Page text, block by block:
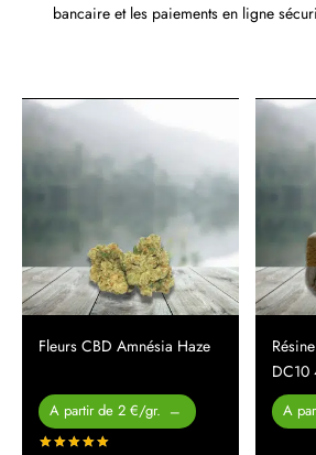
bancaire et les paiements en ligne
Fleurs CBD Amnésia Haze
A partir de 2 €/gr. –
Plage de
prix :
DC10
A